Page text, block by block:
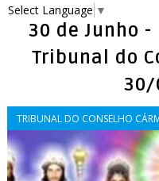
Select Language ▼
30 de Junho
Tribunal do
30/
TRIBUNAL DO CONSELHO